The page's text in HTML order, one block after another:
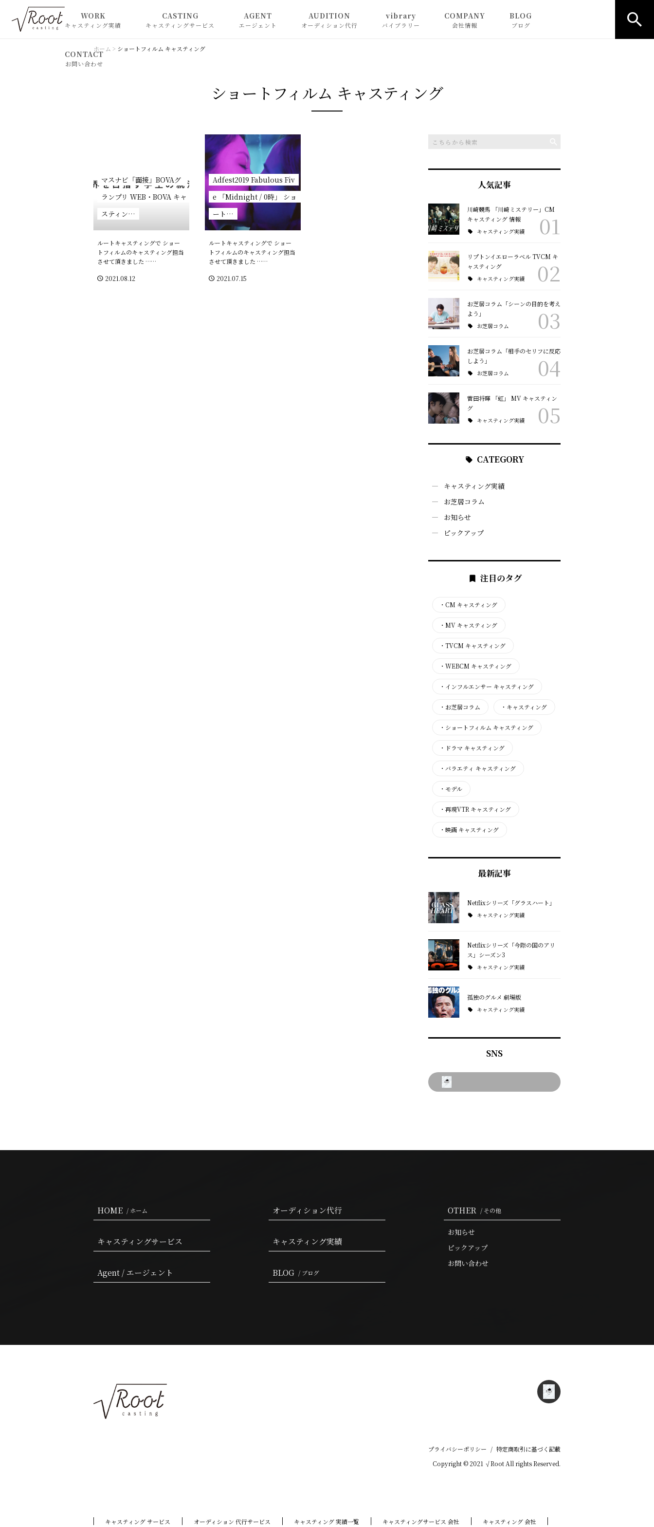
WORK
キャスティング実績
CASTING
キャスティングサービス
AGENT
エージェント
AUDITION
オーディション代行
vibrary
バイブラリー
COMPANY
会社情報
BLOG
ブログ
CONTACT
お問い合わせ
ホーム > ショートフィルム キャスティング
ショートフィルム キャスティング
マスナビ「面接」BOVAグ
ランプリ WEB・BOVA キャ
スティン…
ルートキャスティングで ショー
トフィルムのキャスティング担当
させて頂きました ……
2021.08.12
Adfest2019 Fabulous Fiv
e 「Midnight / 0時」 ショ
ート…
ルートキャスティングで ショー
トフィルムのキャスティング担当
させて頂きました ……
2021.07.15
人気記事
川崎競馬 「川崎ミステリー」CM
キャスティング 情報
キャスティング実績 01
リプトンイエローラベル TVCM キ
ャスティング
キャスティング実績 02
お芝居コラム「シーンの目的を考え
よう」
お芝居コラム 03
お芝居コラム「相手のセリフに反応
しよう」
お芝居コラム 04
菅田将暉 「虹」 MV キャスティン
グ
キャスティング実績 05
CATEGORY
キャスティング実績
お芝居コラム
お知らせ
ピックアップ
注目のタグ
・ CM キャスティング
・ MV キャスティング
・ TVCM キャスティング
・ WEBCM キャスティング
・ インフルエンサー キャスティング
・ お芝居コラム ・ キャスティング
・ ショートフィルム キャスティング
・ ドラマ キャスティング
・ バラエティ キャスティング
・ モデル
・ 再現VTR キャスティング
・ 映画 キャスティング
最新記事
Netflixシリーズ「グラスハート」
キャスティング実績
Netflixシリーズ「今際の国のアリ
ス」シーズン3
キャスティング実績
孤独のグルメ 劇場版
キャスティング実績
SNS
HOME / ホーム
キャスティングサービス
Agent / エージェント
オーディション代行
キャスティング実績
BLOG / ブログ
OTHER / その他
お知らせ
ピックアップ
お問い合わせ
プライバシーポリシー / 特定商取引に基づく記載
Copyright © 2021 √Root All rights Reserved.
キャスティング サービス オーディション 代行サービス キャスティング 実績一覧 キャスティングサービス 会社 キャスティング 会社